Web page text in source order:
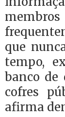
que
tempo,
banco de
cofres
afirma